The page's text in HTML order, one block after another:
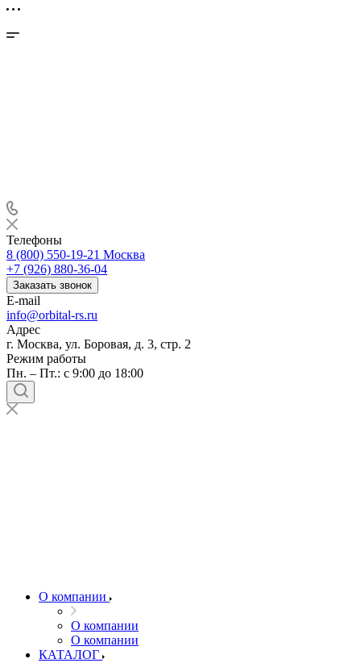
Телефоны
8 (800) 550-19-21 Москва
+7 (926) 880-36-04
Заказать звонок
E-mail
info@orbital-rs.ru
Адрес
г. Москва, ул. Боровая, д. 3, стр. 2
Режим работы
Пн. – Пт.: с 9:00 до 18:00
О компании
О компании
О компании
КАТАЛОГ